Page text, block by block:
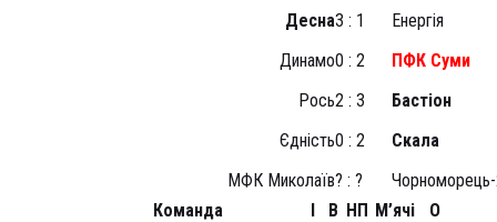
Десна3 : 1
Енергія
Динамо0 : 2
ПФК Суми
Рось2 : 3
Бастіон
Єдність0 : 2
Скала
МФК Миколаїв? : ?
Команда
І В НП М’ячі
О